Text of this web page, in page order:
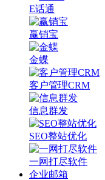
E话通
赢销宝
金蝶
客户管理CRM
信息群发
SEO整站优化
一网打尽软件
企业邮箱